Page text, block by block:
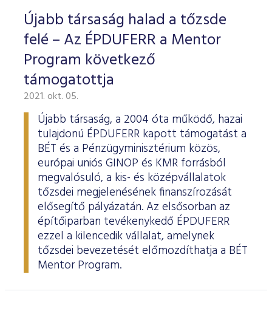
Újabb társaság halad a tőzsde
felé – Az ÉPDUFERR a Mentor
Program következő
támogatottja
2021. okt. 05.
Újabb társaság, a 2004 óta működő, hazai
tulajdonú ÉPDUFERR kapott támogatást a
BÉT és a Pénzügyminisztérium közös,
európai uniós GINOP és KMR forrásból
megvalósuló, a kis- és középvállalatok
tőzsdei megjelenésének finanszírozását
elősegítő pályázatán. Az elsősorban az
építőiparban tevékenykedő ÉPDUFERR
ezzel a kilencedik vállalat, amelynek
tőzsdei bevezetését előmozdíthatja a BÉT
Mentor Program.